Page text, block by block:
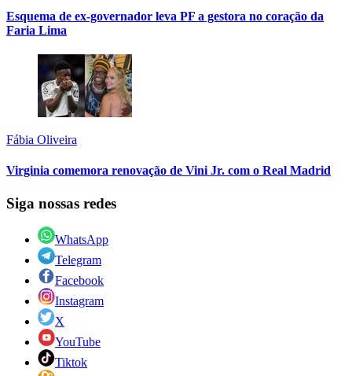
Esquema de ex-governador leva PF a gestora no coração da
Faria Lima
Fábia Oliveira
Virginia comemora renovação de Vini Jr. com o Real Madrid
Siga nossas redes
WhatsApp
Telegram
Facebook
Instagram
X
YouTube
Tiktok